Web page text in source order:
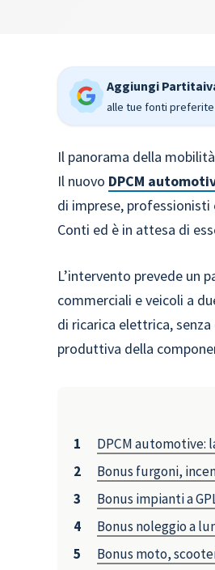
Aggiungi
alle tue fonti preferite
Il panorama della
Il nuovo DPCM
di imprese,
Conti ed è in attesa di
L’intervento prevede un
commerciali e veicoli a
di ricarica elettrica,
produttiva della
DPCM automotive:
Bonus furgoni,
Bonus impianti a
Bonus noleggio a
Bonus moto,